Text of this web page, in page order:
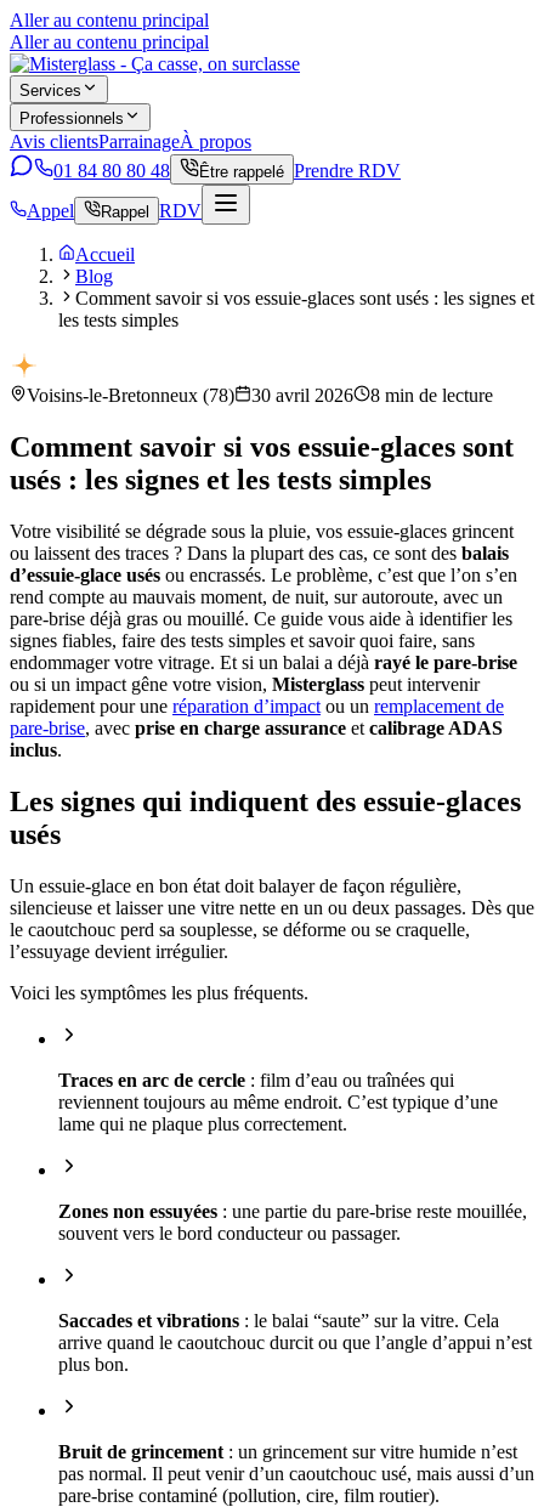
Aller au contenu principal
Aller au contenu principal
Services
Professionnels
Avis clientsParrainageÀ propos
01 84 80 80 48
Être rappelé Prendre RDV
Appel
Rappel RDV
Accueil
Blog
Comment savoir si vos essuie-glaces sont usés : les signes et
les tests simples
Voisins-le-Bretonneux (78) 30 avril 2026 8 min de lecture
Comment savoir si vos essuie-glaces sont
usés : les signes et les tests simples
Votre visibilité se dégrade sous la pluie, vos essuie-glaces grincent
ou laissent des traces ? Dans la plupart des cas, ce sont des balais
d’essuie-glace usés ou encrassés. Le problème, c’est que l’on s’en
rend compte au mauvais moment, de nuit, sur autoroute, avec un
pare-brise déjà gras ou mouillé. Ce guide vous aide à identifier les
signes fiables, faire des tests simples et savoir quoi faire, sans
endommager votre vitrage. Et si un balai a déjà rayé le pare-brise
ou si un impact gêne votre vision, Misterglass peut intervenir
rapidement pour une réparation d’impact ou un remplacement de
pare-brise, avec prise en charge assurance et calibrage ADAS
inclus.
Les signes qui indiquent des essuie-glaces
usés
Un essuie-glace en bon état doit balayer de façon régulière,
silencieuse et laisser une vitre nette en un ou deux passages. Dès que
le caoutchouc perd sa souplesse, se déforme ou se craquelle,
l’essuyage devient irrégulier.
Voici les symptômes les plus fréquents.
Traces en arc de cercle : film d’eau ou traînées qui
reviennent toujours au même endroit. C’est typique d’une
lame qui ne plaque plus correctement.
Zones non essuyées : une partie du pare-brise reste mouillée,
souvent vers le bord conducteur ou passager.
Saccades et vibrations : le balai “saute” sur la vitre. Cela
arrive quand le caoutchouc durcit ou que l’angle d’appui n’est
plus bon.
Bruit de grincement : un grincement sur vitre humide n’est
pas normal. Il peut venir d’un caoutchouc usé, mais aussi d’un
pare-brise contaminé (pollution, cire, film routier).